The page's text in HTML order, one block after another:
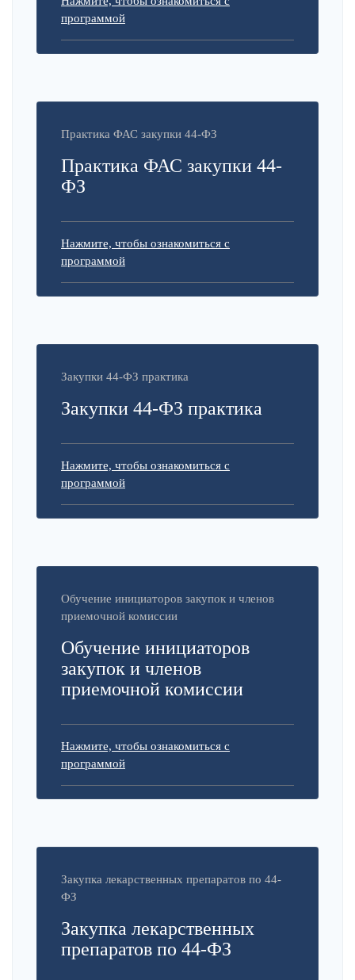
программой
Практика ФАС закупки 44-ФЗ
Практика ФАС закупки 44-
ФЗ
Нажмите, чтобы ознакомиться с
программой
Закупки 44-ФЗ практика
Закупки 44-ФЗ практика
Нажмите, чтобы ознакомиться с
программой
Обучение инициаторов закупок и членов
приемочной комиссии
Обучение инициаторов
закупок и членов
приемочной комиссии
Нажмите, чтобы ознакомиться с
программой
Закупка лекарственных препаратов по 44-
ФЗ
Закупка лекарственных
препаратов по 44-ФЗ